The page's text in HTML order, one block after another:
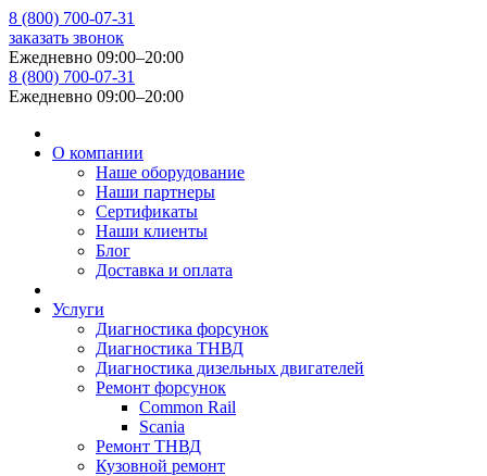
8 (800) 700-07-31
заказать звонок
Ежедневно 09:00–20:00
8 (800) 700-07-31
Ежедневно 09:00–20:00
О компании
Наше оборудование
Наши партнеры
Сертификаты
Наши клиенты
Блог
Доставка и оплата
Услуги
Диагностика форсунок
Диагностика ТНВД
Диагностика дизельных двигателей
Ремонт форсунок
Common Rail
Scania
Ремонт ТНВД
Кузовной ремонт